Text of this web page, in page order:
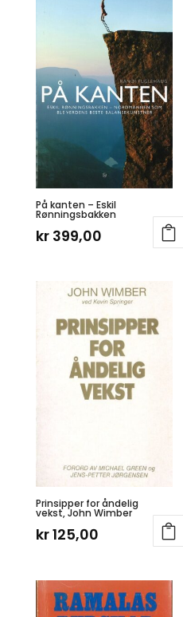
På kanten – Eskil
Rønningsbakken
kr399,00
Prinsipper for åndelig
vekst, John Wimber
kr125,00